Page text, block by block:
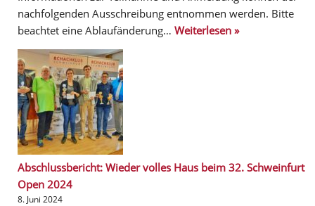
nachfolgenden Ausschreibung entnommen werden. Bitte
beachtet eine Ablaufänderung… Weiterlesen »
Abschlussbericht: Wieder volles Haus beim 32. Schweinfurt
Open 2024
8. Juni 2024